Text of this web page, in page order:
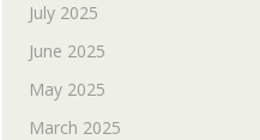
July 2025
June 2025
May 2025
March 2025